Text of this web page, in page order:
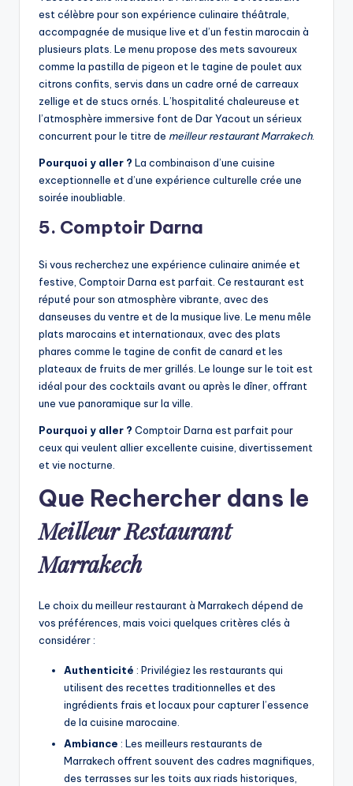
est célèbre pour son expérience culinaire théâtrale,
accompagnée de musique live et d’un festin marocain à
plusieurs plats. Le menu propose des mets savoureux
comme la pastilla de pigeon et le tagine de poulet aux
citrons confits, servis dans un cadre orné de carreaux
zellige et de stucs ornés. L’hospitalité chaleureuse et
l’atmosphère immersive font de Dar Yacout un sérieux
concurrent pour le titre de meilleur restaurant Marrakech.
Pourquoi y aller ? La combinaison d’une cuisine
exceptionnelle et d’une expérience culturelle crée une
soirée inoubliable.
5. Comptoir Darna
Si vous recherchez une expérience culinaire animée et
festive, Comptoir Darna est parfait. Ce restaurant est
réputé pour son atmosphère vibrante, avec des
danseuses du ventre et de la musique live. Le menu mêle
plats marocains et internationaux, avec des plats
phares comme le tagine de confit de canard et les
plateaux de fruits de mer grillés. Le lounge sur le toit est
idéal pour des cocktails avant ou après le dîner, offrant
une vue panoramique sur la ville.
Pourquoi y aller ? Comptoir Darna est parfait pour
ceux qui veulent allier excellente cuisine, divertissement
et vie nocturne.
Que Rechercher dans le
Meilleur Restaurant
Marrakech
Le choix du meilleur restaurant à Marrakech dépend de
vos préférences, mais voici quelques critères clés à
considérer :
Authenticité : Privilégiez les restaurants qui
utilisent des recettes traditionnelles et des
ingrédients frais et locaux pour capturer l’essence
de la cuisine marocaine.
Ambiance : Les meilleurs restaurants de
Marrakech offrent souvent des cadres magnifiques,
des terrasses sur les toits aux riads historiques,